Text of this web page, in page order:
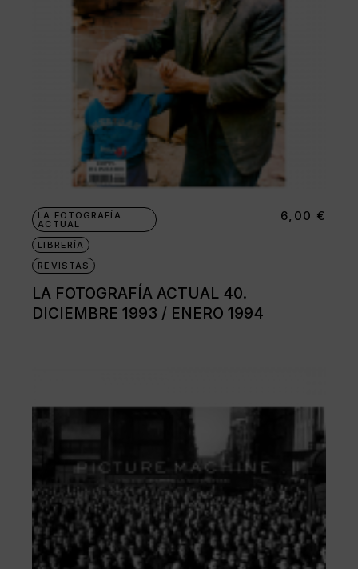
LA FOTOGRAFÍA
ACTUAL
LIBRERÍA
REVISTAS
LA FOTOGRAFÍA ACTUAL 40.
DICIEMBRE 1993 / ENERO 1994
6,00 €